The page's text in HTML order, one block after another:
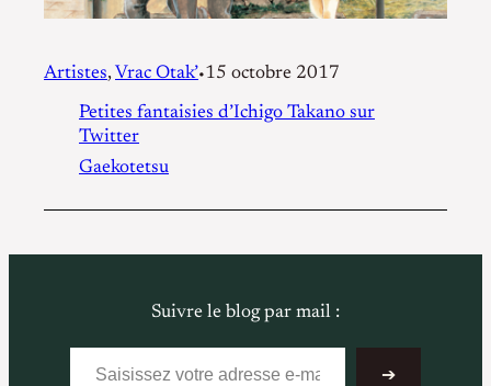
Artistes, Vrac Otak’•15 octobre 2017
Petites fantaisies d’Ichigo Takano sur
Twitter
Gaekotetsu
Suivre le blog par mail :
Saisissez votre adresse e-mail…
➔